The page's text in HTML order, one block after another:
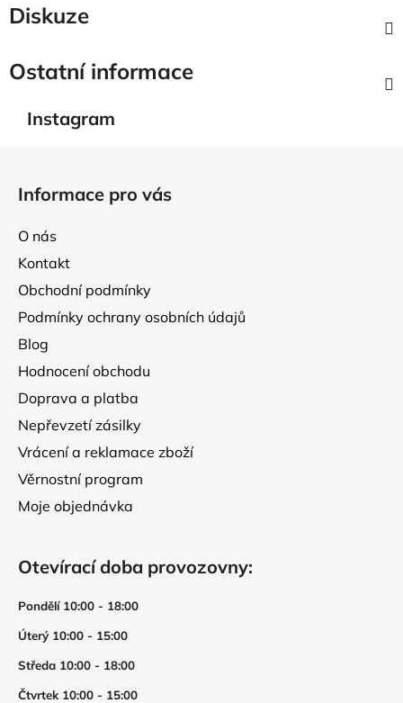
Diskuze
Ostatní informace
Instagram
Informace pro vás
O nás
Kontakt
Obchodní podmínky
Podmínky ochrany osobních údajů
Blog
Hodnocení obchodu
Doprava a platba
Nepřevzetí zásilky
Vrácení a reklamace zboží
Věrnostní program
Moje objednávka
Otevírací doba provozovny:
Pondělí 10:00 - 18:00
Úterý 10:00 - 15:00
Středa 10:00 - 18:00
Čtvrtek 10:00 - 15:00